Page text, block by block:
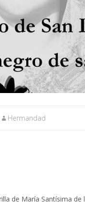
Hermandad
de María Santísima